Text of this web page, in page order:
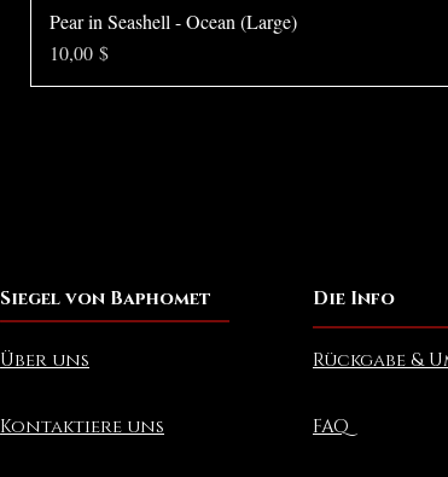
Pear in Seashell - Ocean (Large)
Preis
10,00 $
Siegel von Baphomet Die Info
Über uns
Kontaktiere uns
Rückgabe &
FAQ